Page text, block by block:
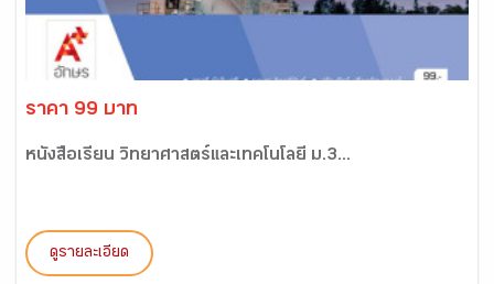
ราคา 99 บาท
หนังสือเรียน วิทยาศาสตร์และเทคโนโลยี ม.3...
ดูรายละเอียด